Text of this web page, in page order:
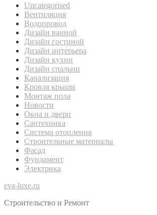
Uncategorised
Вентиляция
Водопровод
Дизайн ванной
Дизайн гостиной
Дизайн интерьера
Дизайн кухни
Дизайн спальни
Канализация
Кровля крыши
Монтаж пола
Новости
Окна и двери
Сантехника
Система отопления
Строительные материалы
Фасад
Фундамент
Электрика
eva-luxe.ru
Строительство и Ремонт